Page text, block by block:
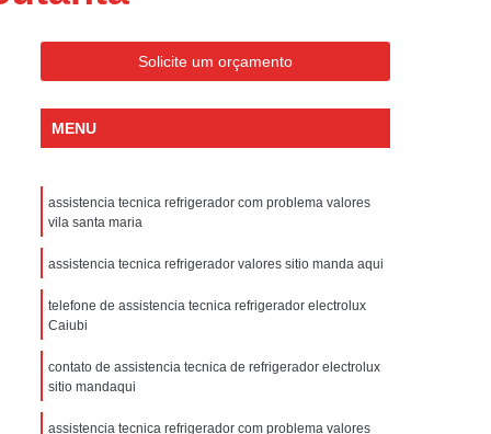
Ar Condicionado Portatil
Condicionado Portatil Philco
Ar Condicionado Portatil
Assistencia Tecnica Electrolux Geladeira
Tecnica Geladeira Electrolux
Electrolux Assistencia Tecnica Geladeira
Geladeira Assistencia Tecnica
Assistencia Tecnica de Refrigerador
Assistencia Tecnica Electrolux Refrigerador
Solicite um orçamento
MENU
assistencia tecnica refrigerador com problema valores
vila santa maria
assistencia tecnica refrigerador valores sitio manda aqui
telefone de assistencia tecnica refrigerador electrolux
Caiubi
contato de assistencia tecnica de refrigerador electrolux
sitio mandaqui
assistencia tecnica refrigerador com problema valores